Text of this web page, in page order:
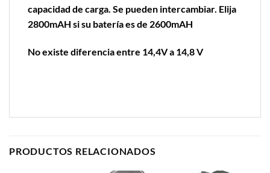
capacidad de carga. Se pueden intercambiar. Elija
2800mAH si su batería es de 2600mAH
No existe diferencia entre 14,4V a 14,8 V
PRODUCTOS RELACIONADOS